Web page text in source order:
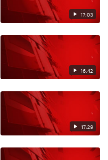
17:03
16:42
17:29